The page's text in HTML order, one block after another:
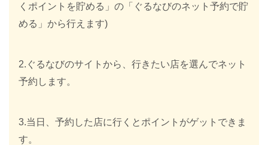
くポイントを貯める」の「ぐるなびのネット予約で貯
める」から行えます)
2.ぐるなびのサイトから、行きたい店を選んでネット
予約します。
3.当日、予約した店に行くとポイントがゲットできま
す。